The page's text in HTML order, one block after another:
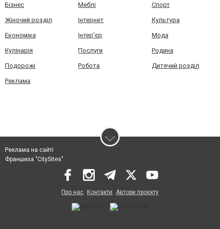
Бізнес Меблі Спорт
Жіночий розділ Інтернет Культура
Економіка Інтер'єр Мода
Кулінарія Послуги Родина
Подорожі Робота Дитячий розділ
Реклама
Реклама на сайті
Франшиза "CitySites"
Про нас Контакти Автори проєкту